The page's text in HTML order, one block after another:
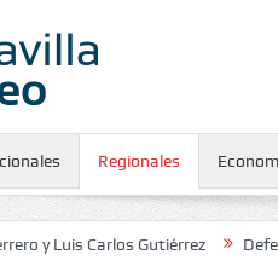
Regionales
Carlos Gutiérrez Defensoría